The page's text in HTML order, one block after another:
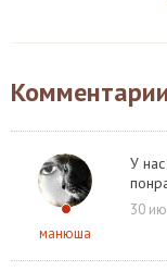
манюша
У
30